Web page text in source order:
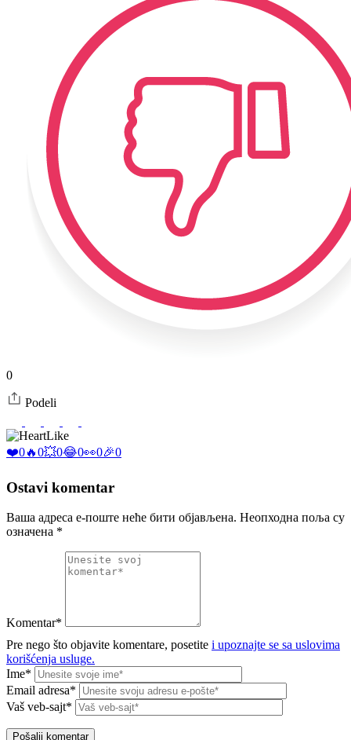
0
Podeli
Like
❤️0🔥0💥0😂0👀0🎉0
Ostavi komentar
Ваша адреса е-поште неће бити објављена. Неопходна поља су
означена *
Komentar*
Pre nego što objavite komentare, posetite i upoznajte se sa uslovima
korišćenja usluge.
Ime*
Email adresa*
Vaš veb-sajt*